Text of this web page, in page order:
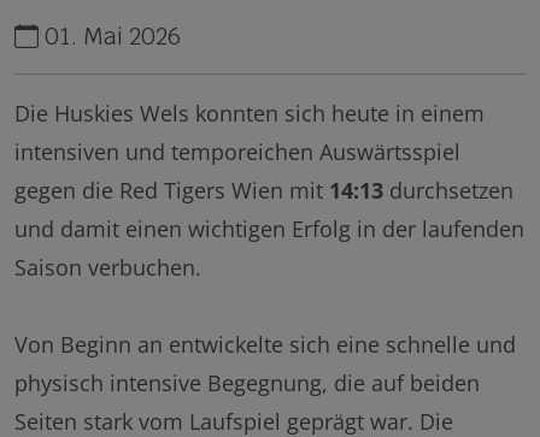
01. Mai 2026
Die Huskies Wels konnten sich heute in einem
intensiven und temporeichen Auswärtsspiel
gegen die Red Tigers Wien mit 14:13 durchsetzen
und damit einen wichtigen Erfolg in der laufenden
Saison verbuchen.
Von Beginn an entwickelte sich eine schnelle und
physisch intensive Begegnung, die auf beiden
Seiten stark vom Laufspiel geprägt war. Die